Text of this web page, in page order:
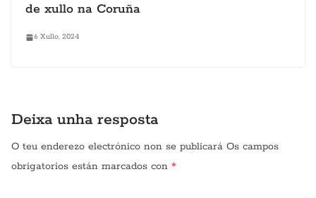
de xullo na Coruña
6 Xullo, 2024
Deixa unha resposta
O teu enderezo electrónico non se publicará Os campos
obrigatorios están marcados con *